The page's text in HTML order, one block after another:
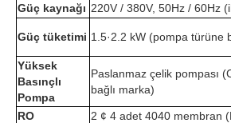
Güç kaynağı 220V / 380V, 50Hz / 60Hz
Güç tüketimi 1.5·2.2 kW (pompa türüne
Yüksek
Basınçlı
Pompa
Paslanmaz çelik pompası
bağlı marka)
RO
2 ¢ 4 adet 4040 membran